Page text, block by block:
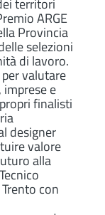
ARGE
Provincia
selezioni
di lavoro.
valutare
e
finalisti
designer
valore
alla
con